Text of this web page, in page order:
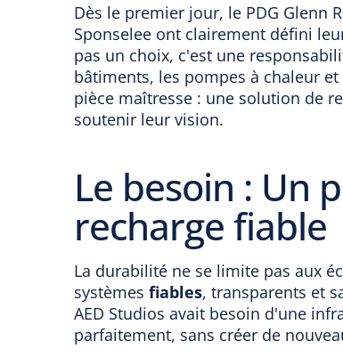
Dès le premier jour, le PDG Glenn
Sponselee ont clairement défini
pas un choix, c'est une
bâtiments, les pompes à chaleur
pièce maîtresse : une solution de
soutenir leur vision.
Le besoin : Un
recharge fiable
La durabilité ne se limite pas aux
systèmes fiables, transparents et
AED Studios avait besoin d'une
parfaitement, sans créer de